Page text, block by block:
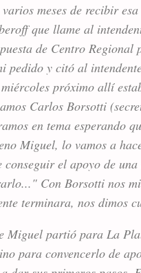
varios meses de recibir
que llame al
de Centro Regional
pedido y citó al
próximo allí
Carlos Borsotti
en tema esperando
Miguel, lo vamos a
conseguir el apoyo de
Con Borsotti nos
terminara, nos dimos
Miguel partió para La
para convencerlo de